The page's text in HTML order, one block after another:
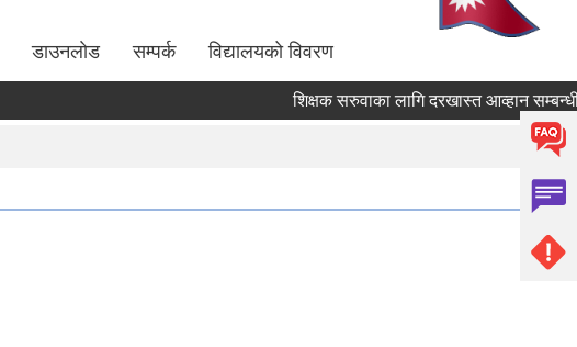
डाउनलाेड सम्पर्क विद्यालयको विवरण
शिक्षक सरुवाका लागि दरखास्त आव्हान सम्बन्धी